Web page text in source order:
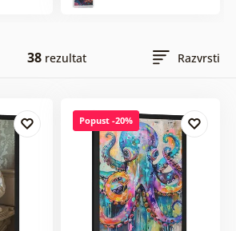
38 rezultat Razvrsti
Popust -20%